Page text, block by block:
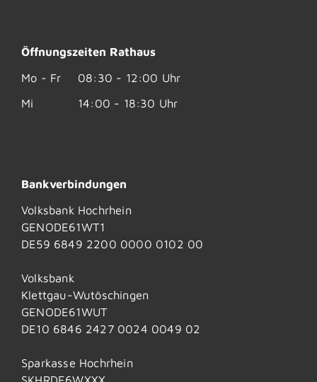
Öffnungszeiten Rathaus
Mo - Fr
08:30 - 12:00 Uhr
Mi
14:00 - 18:30 Uhr
Bankverbindungen
Volksbank Hochrhein
GENODE61WT1
DE59 6849 2200 0000 0102 00
Volksbank
Klettgau-Wutöschingen
GENODE61WUT
DE10 6846 2427 0024 0049 02
Sparkasse Hochrhein